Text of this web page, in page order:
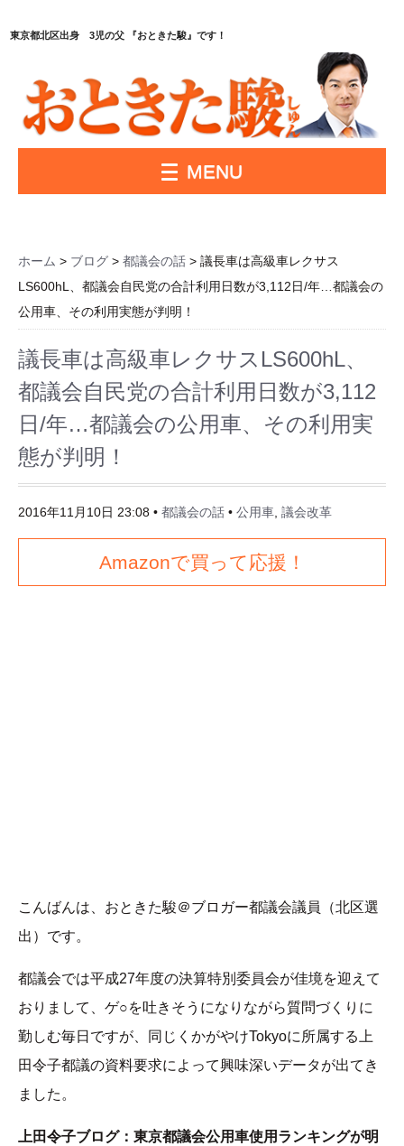
東京都北区出身 3児の父 『おときた駿』です！
MENU
ホーム > ブログ > 都議会の話 > 議長車は高級車レクサス
LS600hL、都議会自民党の合計利用日数が3,112日/年…都議会の
公用車、その利用実態が判明！
議長車は高級車レクサスLS600hL、
都議会自民党の合計利用日数が3,112
日/年…都議会の公用車、その利用実
態が判明！
2016年11月10日 23:08 • 都議会の話 • 公用車, 議会改革
Amazonで買って応援！
こんばんは、おときた駿＠ブロガー都議会議員（北区選
出）です。
都議会では平成27年度の決算特別委員会が佳境を迎えて
おりまして、ゲ○を吐きそうになりながら質問づくりに
勤しむ毎日ですが、同じくかがやけTokyoに所属する上
田令子都議の資料要求によって興味深いデータが出てき
ました。
上田令子ブログ：東京都議会公用車使用ランキングが明